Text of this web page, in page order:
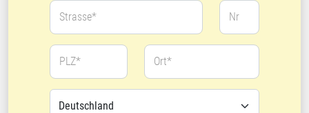
Strasse* Nr
PLZ* Ort*